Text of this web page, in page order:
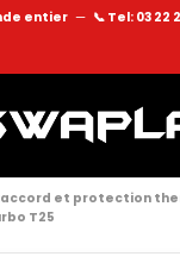
entier — 📞 Tel: 03 22
et protection
T25